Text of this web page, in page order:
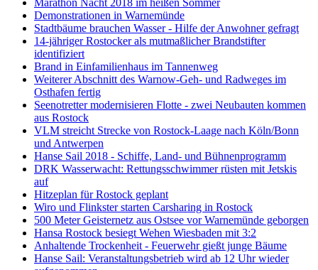
Demonstrationen in Warnemünde
Stadtbäume brauchen Wasser - Hilfe der Anwohner gefragt
14-jähriger Rostocker als mutmaßlicher Brandstifter
identifiziert
Brand in Einfamilienhaus im Tannenweg
Weiterer Abschnitt des Warnow-Geh- und Radweges im
Osthafen fertig
Seenotretter modernisieren Flotte - zwei Neubauten kommen
aus Rostock
VLM streicht Strecke von Rostock-Laage nach Köln/Bonn
und Antwerpen
Hanse Sail 2018 - Schiffe, Land- und Bühnenprogramm
DRK Wasserwacht: Rettungsschwimmer rüsten mit Jetskis
auf
Hitzeplan für Rostock geplant
Wiro und Flinkster starten Carsharing in Rostock
500 Meter Geisternetz aus Ostsee vor Warnemünde geborgen
Hansa Rostock besiegt Wehen Wiesbaden mit 3:2
Anhaltende Trockenheit - Feuerwehr gießt junge Bäume
Hanse Sail: Veranstaltungsbetrieb wird ab 12 Uhr wieder